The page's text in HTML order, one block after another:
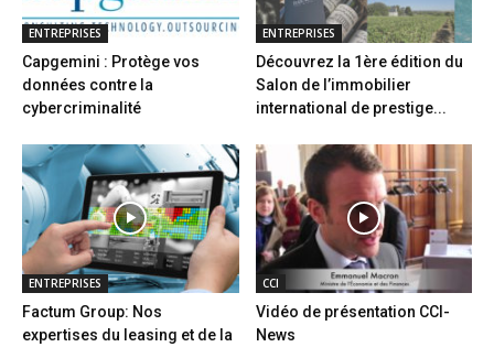
ENTREPRISES
Capgemini : Protège vos
données contre la
cybercriminalité
ENTREPRISES
Découvrez la 1ère édition du
Salon de l’immobilier
international de prestige...
ENTREPRISES
Factum Group: Nos
expertises du leasing et de la
CCI
Vidéo de présentation CCI-
News